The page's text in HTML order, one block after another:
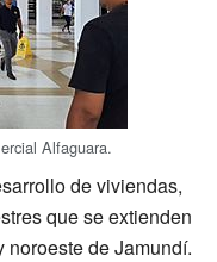
Alfaguara.
de viviendas,
que se extienden
noroeste de Jamundí.